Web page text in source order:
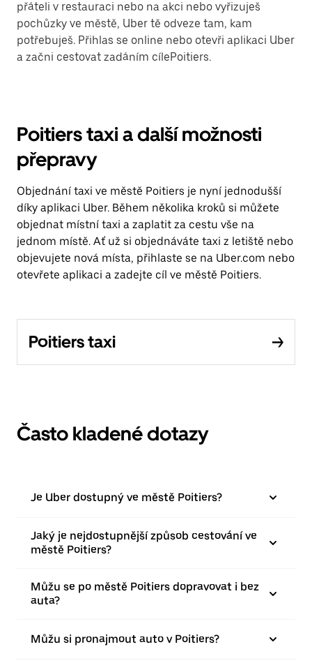
přáteli v restauraci nebo na akci nebo vyřizuješ
pochůzky ve městě, Uber tě odveze tam, kam
potřebuješ. Přihlas se online nebo otevři aplikaci Uber
a začni cestovat zadáním cílePoitiers.
Poitiers taxi a další možnosti
přepravy
Objednání taxi ve městě Poitiers je nyní jednodušší
díky aplikaci Uber. Během několika kroků si můžete
objednat místní taxi a zaplatit za cestu vše na
jednom místě. Ať už si objednáváte taxi z letiště nebo
objevujete nová místa, přihlaste se na Uber.com nebo
otevřete aplikaci a zadejte cíl ve městě Poitiers.
Poitiers taxi
Často kladené dotazy
Je Uber dostupný ve městě Poitiers?
Jaký je nejdostupnější způsob cestování ve
městě Poitiers?
Můžu se po městě Poitiers dopravovat i bez
auta?
Můžu si pronajmout auto v Poitiers?